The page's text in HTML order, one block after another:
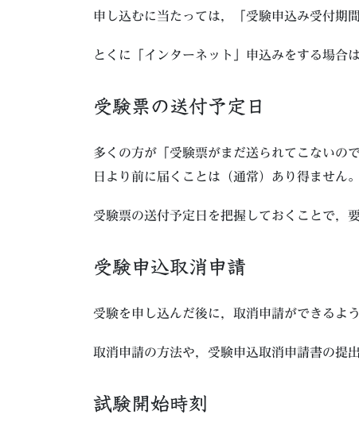
申し込むに当たっては，「受験申込み受付期
とくに「インターネット」申込みをする場合
受験票の送付予定日
多くの方が「受験票がまだ送られてこない
日より前に届くことは（通常）あり得ません。
受験票の送付予定日を把握しておくことで，
受験申込取消申請
受験を申し込んだ後に，取消申請ができるよ
取消申請の方法や，受験申込取消申請書の提
試験開始時刻